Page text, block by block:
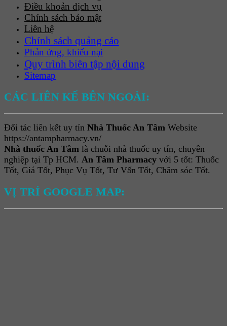
Điều khoản dịch vụ
Chính sách bảo mật
Liên hệ
Chính sách quảng cáo
Phản ứng, khiếu nại
Quy trình biên tập nội dung
Sitemap
CÁC LIÊN KẾ BÊN NGOÀI:
Đối tác liên kết uy tín Nhà Thuốc An Tâm Website
https://antampharmacy.vn/
Nhà thuốc An Tâm là chuỗi nhà thuốc uy tín, chuyên
nghiệp tại Tp HCM. An Tâm Pharmacy với 5 tốt: Thuốc
Tốt, Giá Tốt, Phục Vụ Tốt, Tư Vấn Tốt, Chăm sóc Tốt.
VỊ TRÍ GOOGLE MAP: